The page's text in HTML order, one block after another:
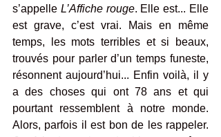
s’appelle L’Affiche rouge. Elle est... Elle
est grave, c’est vrai. Mais en même
temps, les mots terribles et si beaux,
trouvés pour parler d’un temps funeste,
résonnent aujourd’hui... Enfin voilà, il y
a des choses qui ont 78 ans et qui
pourtant ressemblent à notre monde.
Alors, parfois il est bon de les rappeler.